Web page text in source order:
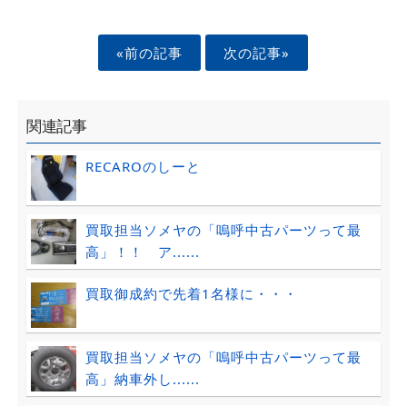
«前の記事 次の記事»
関連記事
RECAROのしーと
買取担当ソメヤの「嗚呼中古パーツって最
高」！！ ア......
買取御成約で先着1名様に・・・
買取担当ソメヤの「嗚呼中古パーツって最
高」納車外し......